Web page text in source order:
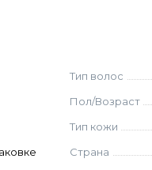
Тип волос
Пол/Возраст
Тип кожи
Страна